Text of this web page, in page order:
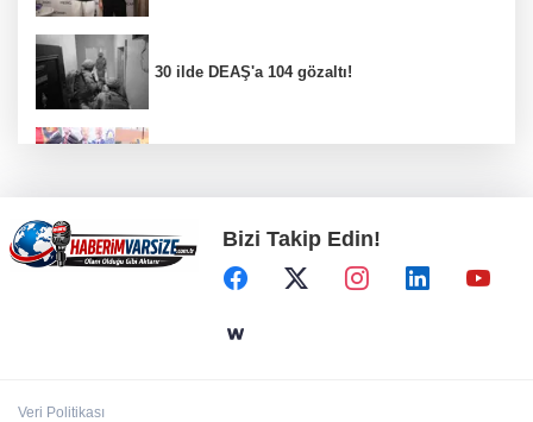
30 ilde DEAŞ'a 104 gözaltı!
Bursa İnegöl’de binicilik için modern
manejler yapılıyor
Bursa’da TEKNOSAB KOBİ OSB tanıtıldı...
Bizi Takip Edin!
Veri Politikası